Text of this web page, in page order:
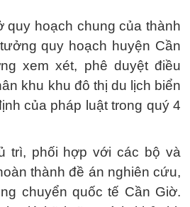
quy hoạch chung của thành
quy hoạch huyện Cần
xem xét, phê duyệt điều
khu khu đô thị du lịch biển
của pháp luật trong quý 4
trì, phối hợp với các bộ và
thành đề án nghiên cứu,
chuyển quốc tế Cần Giờ.